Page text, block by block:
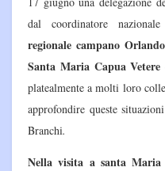
dal coordinatore
regionale campano
Santa Maria Capua Vetere
platealmente a molti loro
approfondire queste
Branchi.
Nella visita a santa Maria